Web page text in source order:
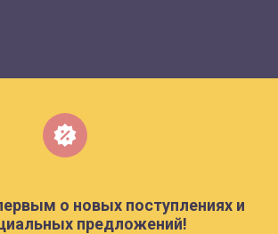
о новых поступлениях и
предложений!